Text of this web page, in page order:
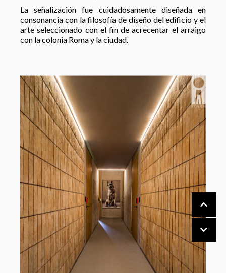
La señalización fue cuidadosamente diseñada en
consonancia con la filosofía de diseño del edificio y el
arte seleccionado con el fin de acrecentar el arraigo
con la colonia Roma y la ciudad.